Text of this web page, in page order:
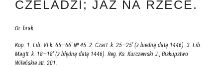
CZELADZI; JAZ NA RZECE.
Or. brak.
Kop. 1. Lib. VI k. 65—66′ № 45. 2. Czart. k. 25—25′ (z biedną datą 1446). 3. Lib.
Magtt. k. 18—18′ (z błędną datą 1446). Reg. Ks. Kurczewski J., Biskupstwo
Wileńskie str. 201.